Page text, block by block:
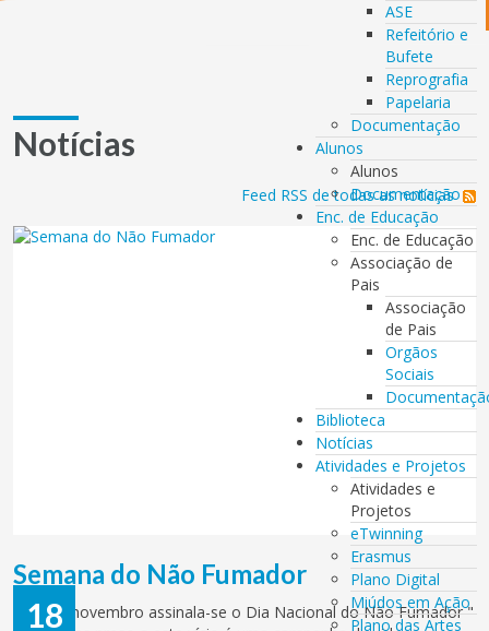
ASE
Refeitório e
Bufete
Reprografia
Papelaria
Documentação
Alunos
Alunos
Documentação
Enc. de Educação
Enc. de Educação
Associação de
Pais
Associação
de Pais
Orgãos
Sociais
Biblioteca
Notícias
Atividades e Projetos
Atividades e
Projetos
eTwinning
Erasmus
Plano Digital
Miúdos em Ação
Plano das Artes
Notícias
Feed RSS de todas as notícias
18
Semana do Não Fumador
A 17 de novembro assinala-se o Dia Nacional do Não Fumador "